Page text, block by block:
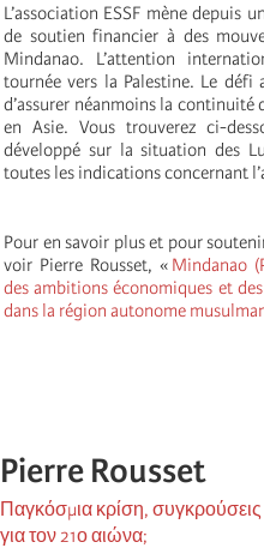
L’association ESSF mène depuis
de soutien financier à des
Mindanao. L’attention
tournée vers la Palestine. Le défi
d’assurer néanmoins la continuité
en Asie. Vous trouverez ci-
développé sur la situation des
toutes les indications concernant
Pour en savoir plus et pour
voir Pierre Rousset, « Mindanao
des ambitions économiques et
dans la région autonome
Pierre Rousset
Παγκόσμια κρίση, συγκρούσεις
για τον 21ο αιώνα;